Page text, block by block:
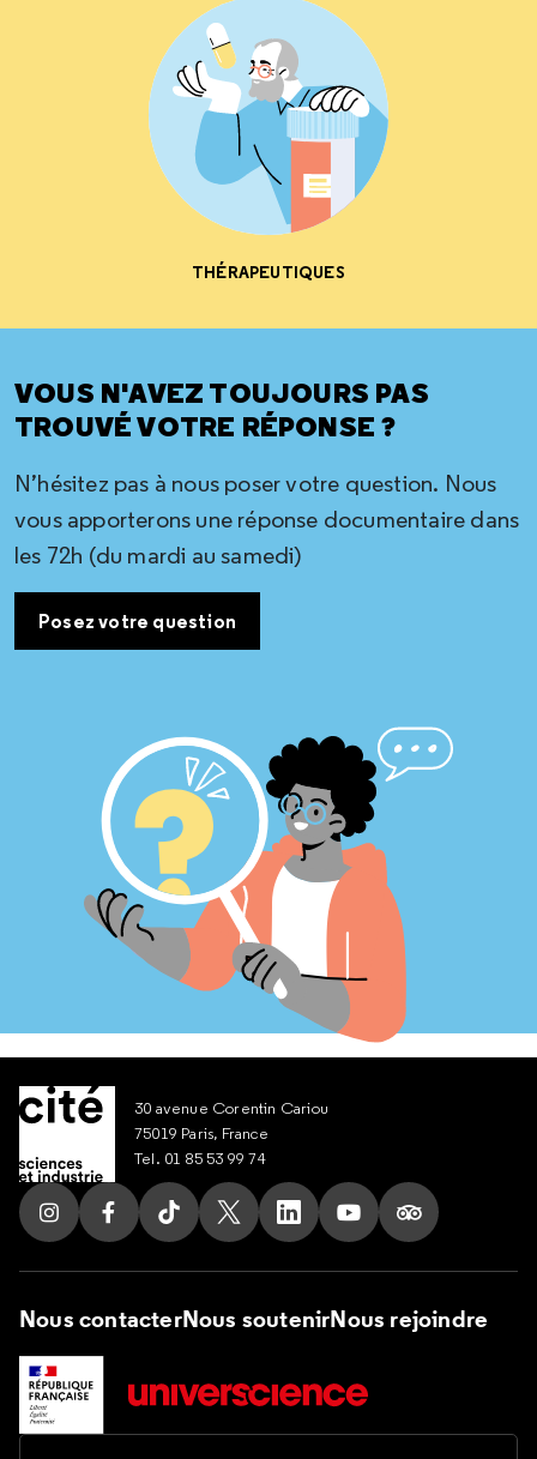
THÉRAPEUTIQUES
VOUS N'AVEZ TOUJOURS PAS
TROUVÉ VOTRE RÉPONSE ?
N’hésitez pas à nous poser votre question. Nous
vous apporterons une réponse documentaire dans
les 72h (du mardi au samedi)
Posez votre question
30 avenue Corentin Cariou
75019 Paris, France
Tel. 01 85 53 99 74
Suivez nous sur Instagram
Suivez nous sur Facebook
Suivez nous sur Tik Tok
Suivez nous sur X
Suivez nous sur LinkedIn
Suivez nous sur
Suivez nous
Nous contacterNous soutenirNous rejoindre